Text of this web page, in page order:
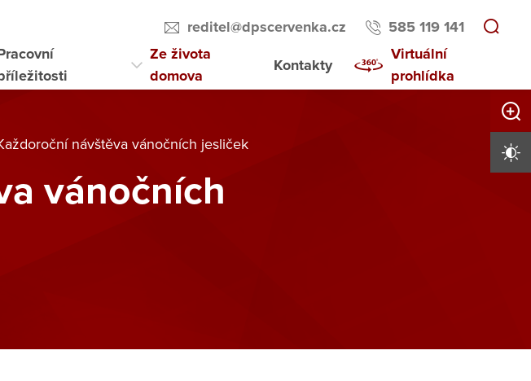
reditel@dpscervenka.cz
585 119 141
Ze života
domova
Kontakty
Virtuální
prohlídka
návštěva vánočních jesliček
vánočních